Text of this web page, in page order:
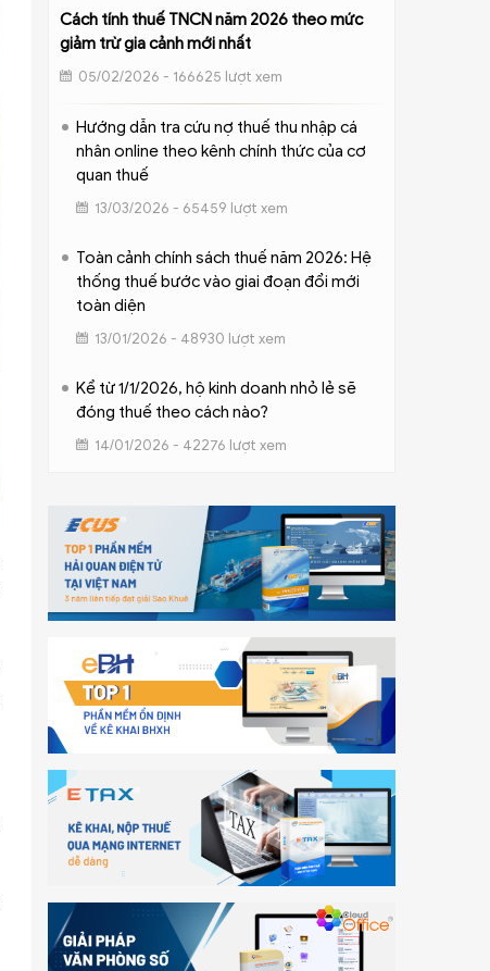
Cách tính thuế TNCN năm 2026 theo mức
giảm trừ gia cảnh mới nhất
05/02/2026 - 166625 lượt xem
Hướng dẫn tra cứu nợ thuế thu nhập cá
nhân online theo kênh chính thức của cơ
quan thuế
13/03/2026 - 65459 lượt xem
Toàn cảnh chính sách thuế năm 2026: Hệ
thống thuế bước vào giai đoạn đổi mới
toàn diện
13/01/2026 - 48930 lượt xem
Kể từ 1/1/2026, hộ kinh doanh nhỏ lẻ sẽ
đóng thuế theo cách nào?
14/01/2026 - 42276 lượt xem